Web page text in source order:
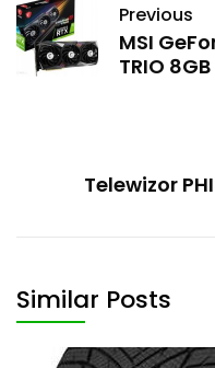
Previous
MSI
TRIO
Telewizor
Similar Posts